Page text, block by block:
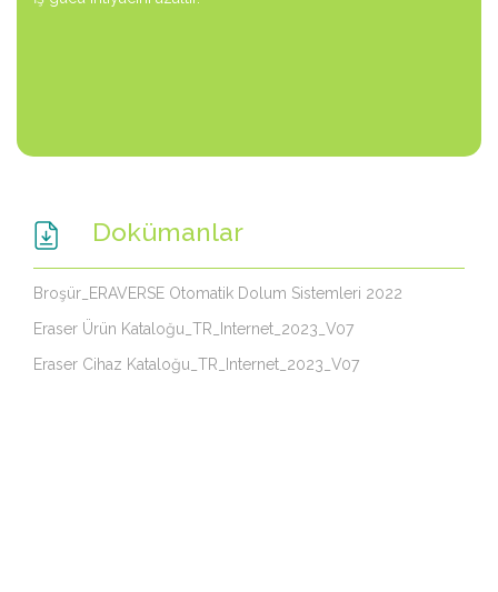
Dokümanlar
Broşür_ERAVERSE Otomatik Dolum Sistemleri 2022
Eraser Ürün Kataloğu_TR_Internet_2023_V07
Eraser Cihaz Kataloğu_TR_Internet_2023_V07